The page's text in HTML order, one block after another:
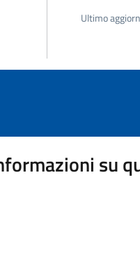
Ultimo
su